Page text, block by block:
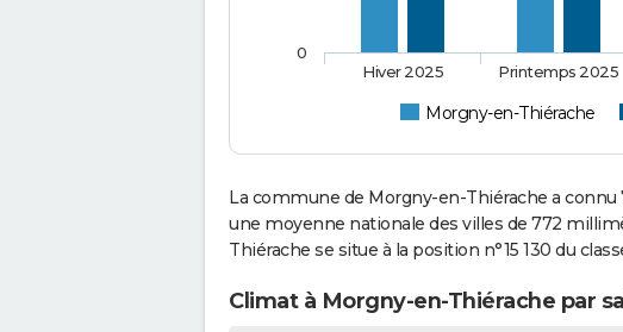
Morgny-en-Thiérache
Hiver 2025 Printemps 2025
0
La commune de Morgny-en-Thiérache a
une moyenne nationale des villes de 772
Thiérache se situe à la position n°15 130 du
Climat à Morgny-en-Thiérache par